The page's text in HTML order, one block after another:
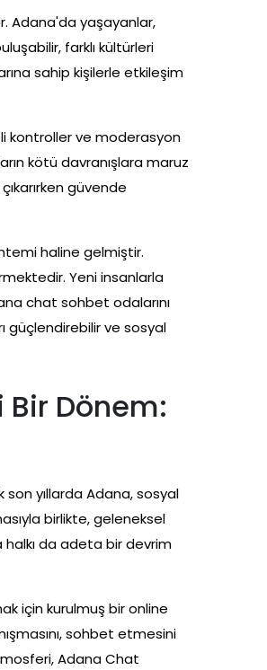
Adana'da yaşayanlar,
farklı kültürleri
sahip kişilerle etkileşim
kontroller ve moderasyon
kötü davranışlara maruz
güvende
haline gelmiştir.
Yeni insanlarla
chat sohbet odalarını
güçlendirebilir ve sosyal
Bir Dönem:
yıllarda Adana, sosyal
birlikte, geleneksel
halkı da adeta bir devrim
için kurulmuş bir online
sohbet etmesini
Adana Chat